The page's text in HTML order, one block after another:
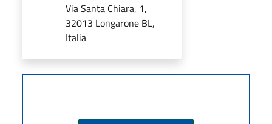
Via Santa Chiara, 1,
32013 Longarone BL,
Italia